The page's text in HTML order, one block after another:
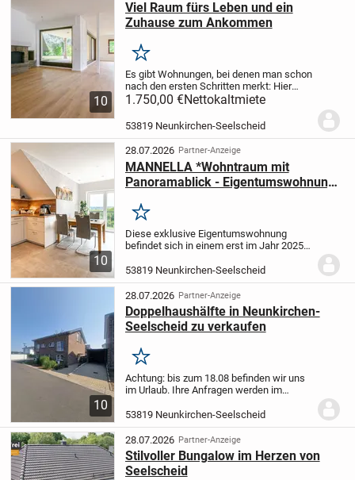
10
Viel Raum fürs Leben und ein
Zuhause zum Ankommen
Merken
Es gibt Wohnungen, bei denen man schon
nach den ersten Schritten merkt: Hier
könnte ich mir das Leben gut
vorstellen.
für den Erstbezug erwartet Sie ein
Zuhause, das...
1.750,00 €Nettokaltmiete
53819 Neunkirchen-Seelscheid
10
28.07.2026 Partner-Anzeige
MANNELLA *Wohntraum mit
Panoramablick - Eigentumswohnung
Merken
Diese exklusive Eigentumswohnung
befindet sich in einem erst im Jahr 2025
lediglich sechs Wohneinheiten in
zentraler Lage von Neunkirchen-
Seelscheid. Das Gebäude...
53819 Neunkirchen-Seelscheid
10
28.07.2026 Partner-Anzeige
Doppelhaushälfte in Neunkirchen-
Seelscheid zu verkaufen
Merken
Achtung: bis zum 18.08 befinden wir uns
im Urlaub. Ihre Anfragen werden im
zeitnah bei Ihnen. Objektbeschreibung
Wohnfläche: 181 m² | Eigener Garten |...
53819 Neunkirchen-Seelscheid
28.07.2026 Partner-Anzeige
Stilvoller Bungalow im Herzen von
Seelscheid